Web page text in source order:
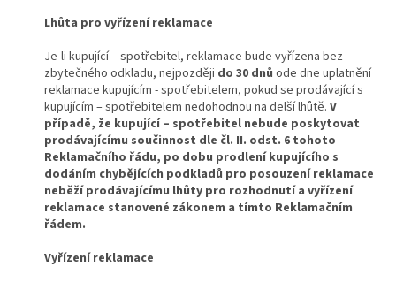
Lhůta pro vyřízení reklamace
Je-li kupující – spotřebitel, reklamace bude vyřízena bez
zbytečného odkladu, nejpozději do 30 dnů ode dne uplatnění
reklamace kupujícím - spotřebitelem, pokud se prodávající s
kupujícím – spotřebitelem nedohodnou na delší lhůtě. V
případě, že kupující – spotřebitel nebude poskytovat
prodávajícímu součinnost dle čl. II. odst. 6 tohoto
Reklamačního řádu, po dobu prodlení kupujícího s
dodáním chybějících podkladů pro posouzení reklamace
neběží prodávajícímu lhůty pro rozhodnutí a vyřízení
reklamace stanovené zákonem a tímto Reklamačním
řádem.
Vyřízení reklamace